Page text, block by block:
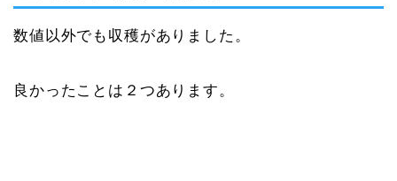
数値以外でも収穫がありました。
良かったことは２つあります。